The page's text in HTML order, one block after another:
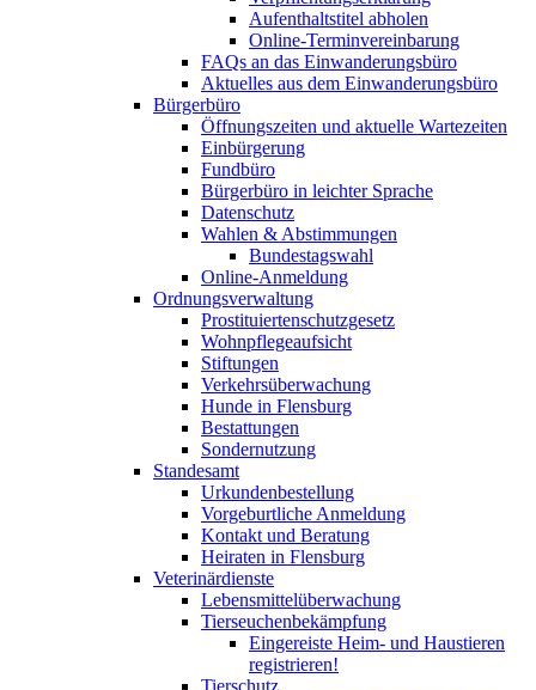
Aufenthaltstitel abholen
Online-Terminvereinbarung
FAQs an das Einwanderungsbüro
Aktuelles aus dem Einwanderungsbüro
Bürgerbüro
Öffnungszeiten und aktuelle Wartezeiten
Einbürgerung
Fundbüro
Bürgerbüro in leichter Sprache
Datenschutz
Wahlen & Abstimmungen
Bundestagswahl
Online-Anmeldung
Ordnungsverwaltung
Prostituiertenschutzgesetz
Wohnpflegeaufsicht
Stiftungen
Verkehrsüberwachung
Hunde in Flensburg
Bestattungen
Sondernutzung
Standesamt
Urkundenbestellung
Vorgeburtliche Anmeldung
Kontakt und Beratung
Heiraten in Flensburg
Veterinärdienste
Lebensmittelüberwachung
Tierseuchenbekämpfung
Eingereiste Heim- und Haustieren
registrieren!
Tierschutz